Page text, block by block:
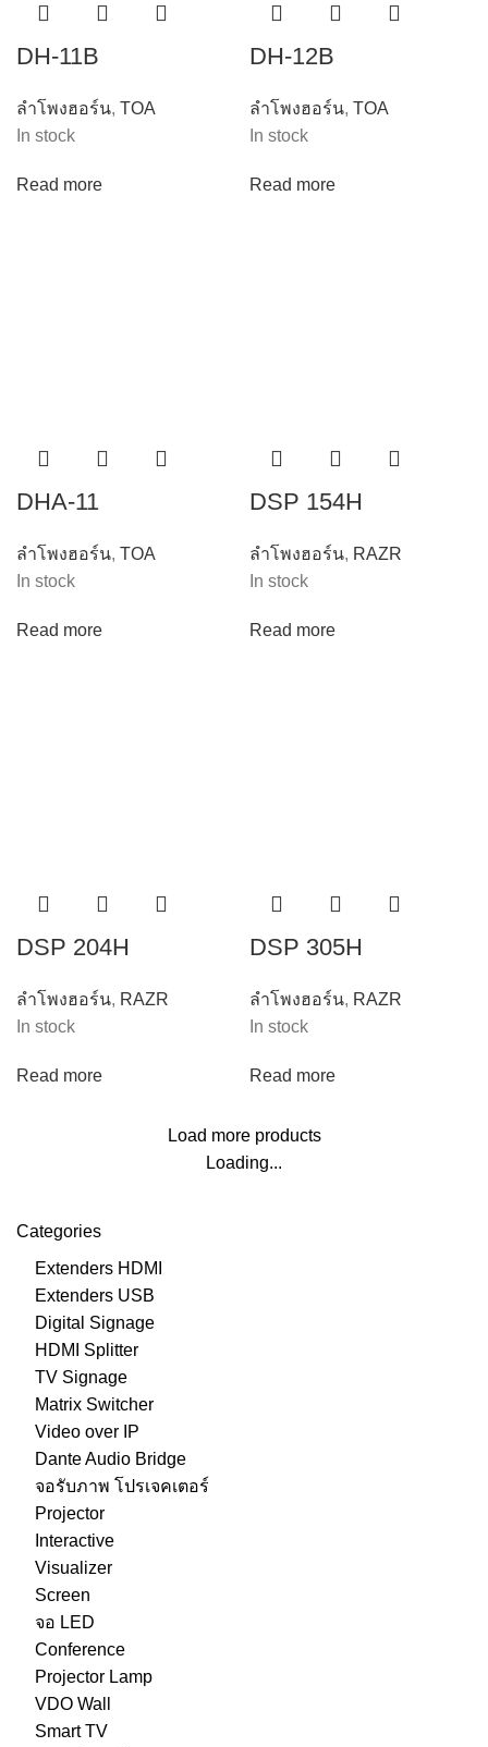
Categories
Extenders HDMI
Extenders USB
Digital Signage
HDMI Splitter
TV Signage
Matrix Switcher
Video over IP
Dante Audio Bridge
จอรับภาพ โปรเจคเตอร์
Projector
Interactive
Visualizer
Screen
จอ LED
Conference
Projector Lamp
VDO Wall
Smart TV
DH-11B
ลำโพงฮอร์น, TOA
In stock
Read more
DH-12B
ลำโพงฮอร์น, TOA
In stock
Read more
DHA-11
ลำโพงฮอร์น, TOA
In stock
Read more
DSP 154H
ลำโพงฮอร์น, RAZR
In stock
Read more
DSP 204H
ลำโพงฮอร์น, RAZR
In stock
Read more
DSP 305H
ลำโพงฮอร์น, RAZR
In stock
Read more
Load more products
Loading...